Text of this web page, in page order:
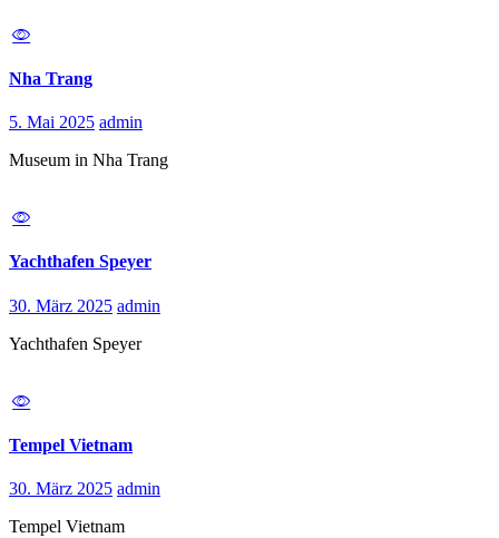
Nha Trang
5. Mai 2025 admin
Museum in Nha Trang
Yachthafen Speyer
30. März 2025 admin
Yachthafen Speyer
Tempel Vietnam
30. März 2025 admin
Tempel Vietnam